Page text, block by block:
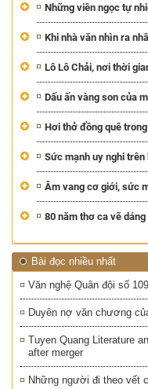
Những viên ngọc tự
Khi nhà văn nhìn ra
Lô Lô Chải, nơi thời
Dấu ấn vàng son của
Hơi thở đồng quê
Sức mạnh uy nghi trên
Âm vang cơ giới, sức
80 năm thơ ca vẽ
Bài đọc nhiều nhất
Văn nghệ Quân đội số
Duyên nợ văn chương
Tuyen Quang Literature
after merger
Những người đi theo vết